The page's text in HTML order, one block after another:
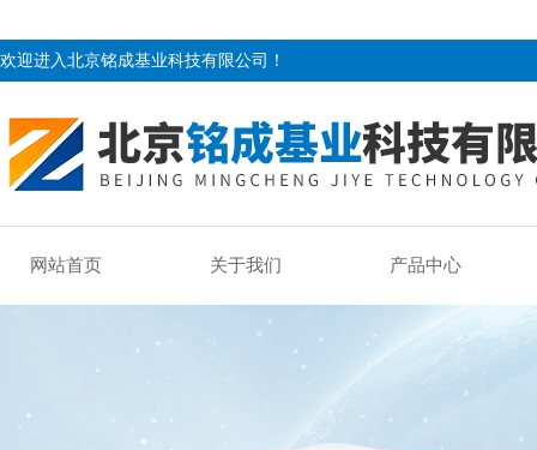
欢迎进入北京铭成基业科技有限公司！
网站首页 关于我们 产品中心